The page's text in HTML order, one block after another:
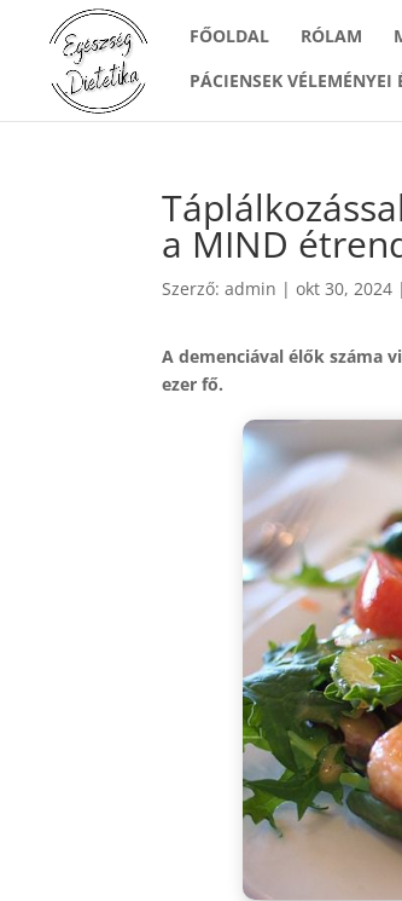
FŐOLDAL RÓLAM
PÁCIENSEK VÉLEMÉNYEI
a MIND
Szerző:admin |okt 30, 2024 |
A demenciával élők száma
ezer fő.